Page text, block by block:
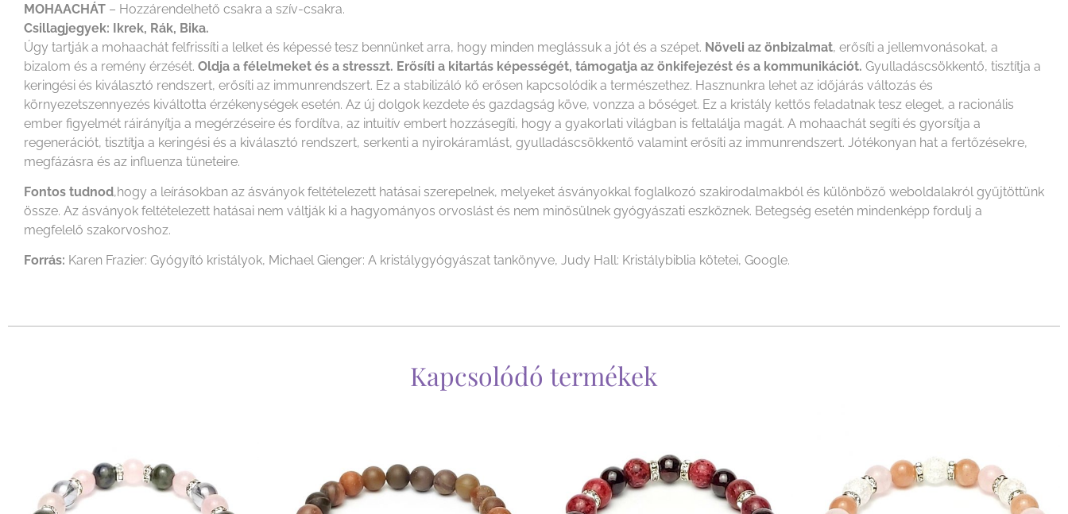
MOHAACHÁT – Hozzárendelhető csakra a szív-csakra.
Csillagjegyek: Ikrek, Rák, Bika.
Úgy tartják a mohaachát felfrissíti a lelket és képessé tesz bennünket arra, hogy minden meglássuk a jót és a szépet. Növeli az önbizalmat, erősíti a jellemvonásokat, a
bizalom és a remény érzését. Oldja a félelmeket és a stresszt. Erősíti a kitartás képességét, támogatja az önkifejezést és a kommunikációt. Gyulladáscsökkentő, tisztítja a
keringési és kiválasztó rendszert, erősíti az immunrendszert. Ez a stabilizáló kő erősen kapcsolódik a természethez. Hasznunkra lehet az időjárás változás és
környezetszennyezés kiváltotta érzékenységek esetén. Az új dolgok kezdete és gazdagság köve, vonzza a bőséget. Ez a kristály kettős feladatnak tesz eleget, a racionális
ember figyelmét ráirányítja a megérzéseire és fordítva, az intuitív embert hozzásegíti, hogy a gyakorlati világban is feltalálja magát. A mohaachát segíti és gyorsítja a
regenerációt, tisztítja a keringési és a kiválasztó rendszert, serkenti a nyirokáramlást, gyulladáscsökkentő valamint erősíti az immunrendszert. Jótékonyan hat a fertőzésekre,
megfázásra és az influenza tüneteire.
Fontos tudnod,hogy a leírásokban az ásványok feltételezett hatásai szerepelnek, melyeket ásványokkal foglalkozó szakirodalmakból és különböző weboldalakról gyűjtöttünk
össze. Az ásványok feltételezett hatásai nem váltják ki a hagyományos orvoslást és nem minősülnek gyógyászati eszköznek. Betegség esetén mindenképp fordulj a
megfelelő szakorvoshoz.
Forrás: Karen Frazier: Gyógyító kristályok, Michael Gienger: A kristálygyógyászat tankönyve, Judy Hall: Kristálybiblia kötetei, Google.
Kapcsolódó termékek